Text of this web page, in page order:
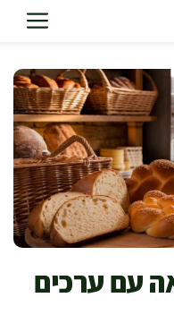
עם ערכים